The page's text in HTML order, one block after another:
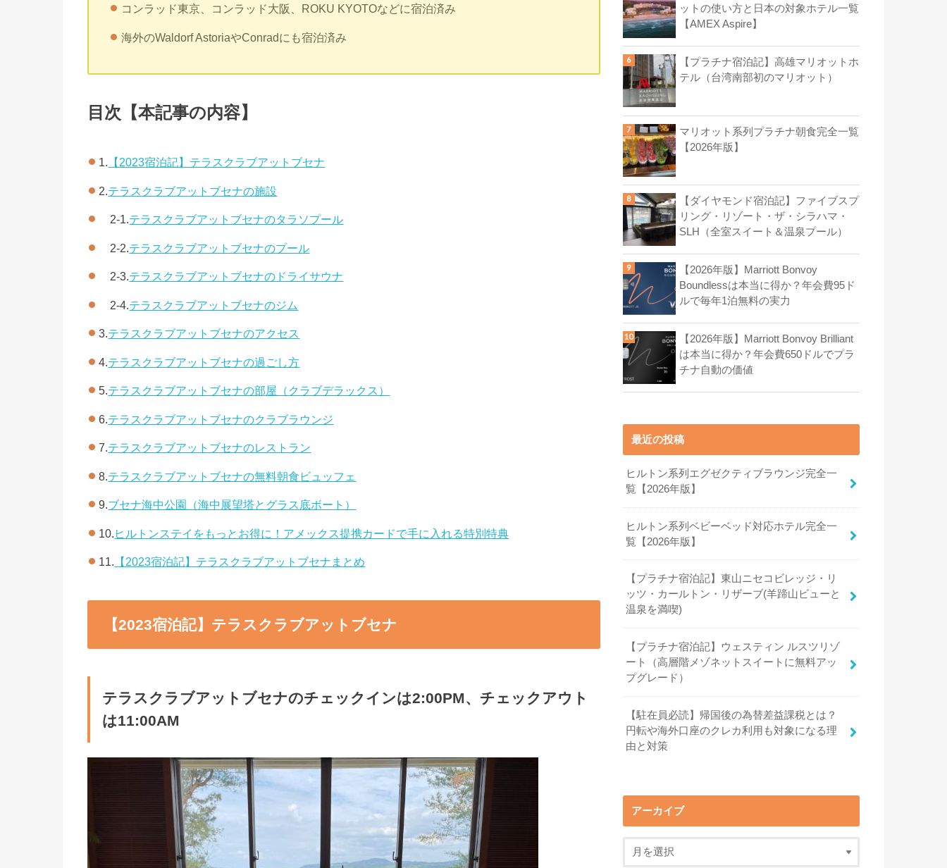
コンラッド東京、コンラッド大阪、ROKU KYOTOなどに宿泊済み
海外のWaldorf AstoriaやConradにも宿泊済み
目次【本記事の内容】
1. 【2023宿泊記】テラスクラブアットブセナ
2.テラスクラブアットブセナの施設
2-1.テラスクラブアットブセナのタラソプール
2-2.テラスクラブアットブセナのプール
2-3.テラスクラブアットブセナのドライサウナ
2-4.テラスクラブアットブセナのジム
3.テラスクラブアットブセナのアクセス
4.テラスクラブアットブセナの過ごし方
5.テラスクラブアットブセナの部屋（クラブデラックス）
6.テラスクラブアットブセナのクラブラウンジ
7.テラスクラブアットブセナのレストラン
8.テラスクラブアットブセナの無料朝食ビュッフェ
9.ブセナ海中公園（海中展望塔とグラス底ボート）
10. ヒルトンステイをもっとお得に！アメックス提携カードで手に入れる特別特典
11. 【2023宿泊記】テラスクラブアットブセナまとめ
【2023宿泊記】テラスクラブアットブセナ
テラスクラブアットブセナのチェックインは2:00PM、チェックアウト
は11:00AM
ットの使い方と日本の対象ホテル一覧
【AMEX Aspire】
【プラチナ宿泊記】高雄マリオットホ
テル（台湾南部初のマリオット）
マリオット系列プラチナ朝食完全一覧
【2026年版】
【ダイヤモンド宿泊記】ファイブスプ
リング・リゾート・ザ・シラハマ・
SLH（全室スイート＆温泉プール）
【2026年版】Marriott Bonvoy
Boundlessは本当に得か？年会費95ド
ルで毎年1泊無料の実力
【2026年版】Marriott Bonvoy Brilliant
は本当に得か？年会費650ドルでプラ
チナ自動の価値
最近の投稿
ヒルトン系列エグゼクティブラウンジ完全一
覧【2026年版】
ヒルトン系列ベビーベッド対応ホテル完全一
覧【2026年版】
【プラチナ宿泊記】東山ニセコビレッジ・リ
ッツ・カールトン・リザーブ(羊蹄山ビューと
温泉を満喫)
【プラチナ宿泊記】ウェスティン ルスツリゾ
ート（高層階メゾネットスイートに無料アッ
プグレード）
【駐在員必読】帰国後の為替差益課税とは？
円転や海外口座のクレカ利用も対象になる理
由と対策
アーカイブ